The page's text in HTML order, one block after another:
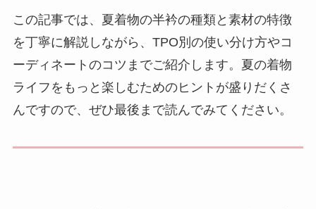
この記事では、夏着物の半衿の種類と素材の特徴
を丁寧に解説しながら、TPO別の使い分け方やコ
ーディネートのコツまでご紹介します。夏の着物
ライフをもっと楽しむためのヒントが盛りだくさ
んですので、ぜひ最後まで読んでみてください。